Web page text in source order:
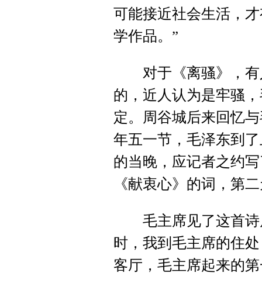
可能接近社会生活，
学作品。”
对于《离骚》，有
的，近人认为是牢骚
定。周谷城后来回忆
年五一节，毛泽东到
的当晚，应记者之约
《献衷心》的词，第
毛主席见了这首诗
时，我到毛主席的住
客厅，毛主席起来的